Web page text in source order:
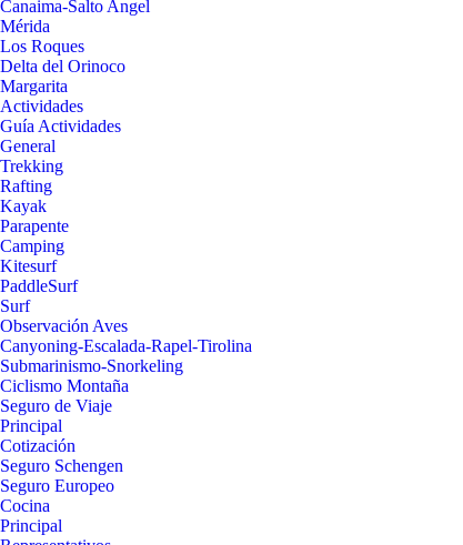
Canaima-Salto Angel
Mérida
Los Roques
Delta del Orinoco
Margarita
Actividades
Guía Actividades
General
Trekking
Rafting
Kayak
Parapente
Camping
Kitesurf
PaddleSurf
Surf
Observación Aves
Canyoning-Escalada-Rapel-Tirolina
Submarinismo-Snorkeling
Ciclismo Montaña
Seguro de Viaje
Principal
Cotización
Seguro Schengen
Seguro Europeo
Cocina
Principal